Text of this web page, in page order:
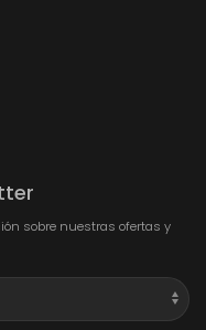
sobre nuestras ofertas y